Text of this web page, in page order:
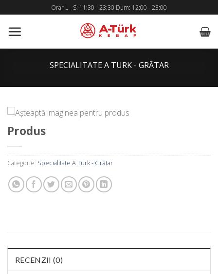
to
content
Orar L - S: 11:30 - 23:30 Dum: 12:00 - 23:00
SPECIALITATE A TURK - GRĂTAR
Produs
Categorie: Specialitate A Turk - Grătar
RECENZII (0)